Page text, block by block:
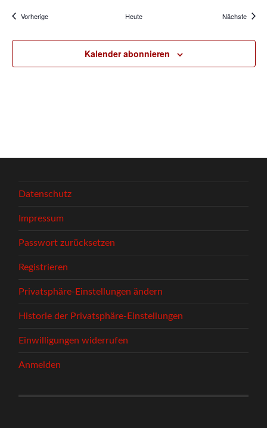
VorherigeVeranstaltungen Heute Nächste
Kalender abonnieren
Datenschutz
Impressum
Passwort zurücksetzen
Registrieren
Privatsphäre-Einstellungen ändern
Historie der Privatsphäre-Einstellungen
Einwilligungen widerrufen
Anmelden